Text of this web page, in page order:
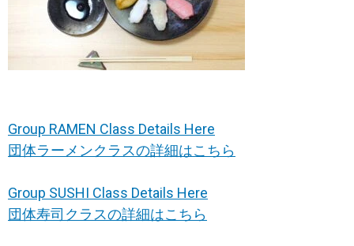
Group RAMEN Class Details Here
団体ラーメンクラスの詳細はこちら
Group SUSHI Class Details Here
団体寿司クラスの詳細はこちら